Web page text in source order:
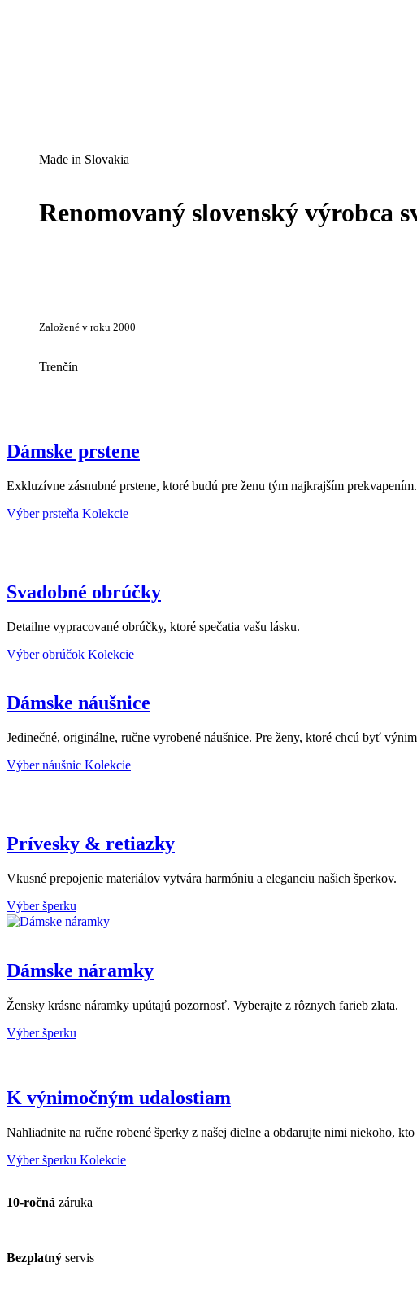
Made in Slovakia
Renomovaný slovenský výrobca
Založené v roku 2000
Trenčín
Dámske prstene
Exkluzívne zásnubné prstene, ktoré budú pre ženu tým najkrajším prekvapením.
Výber prsteňa Kolekcie
Svadobné obrúčky
Detailne vypracované obrúčky, ktoré spečatia vašu lásku.
Výber obrúčok Kolekcie
Dámske náušnice
Jedinečné, originálne, ručne vyrobené náušnice. Pre ženy, ktoré chcú byť
Výber náušnic Kolekcie
Prívesky & retiazky
Vkusné prepojenie materiálov vytvára harmóniu a eleganciu našich šperkov.
Výber šperku
Dámske náramky
Žensky krásne náramky upútajú pozornosť. Vyberajte z rôznych farieb zlata.
Výber šperku
K výnimočným udalostiam
Nahliadnite na ručne robené šperky z našej dielne a obdarujte nimi niekoho,
Výber šperku Kolekcie
10-ročná záruka
Bezplatný servis